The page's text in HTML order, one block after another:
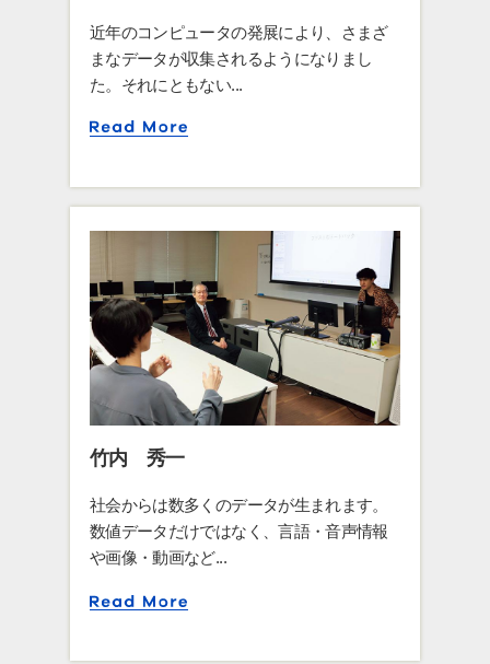
近年のコンピュータの発展により、さまざ
まなデータが収集されるようになりまし
た。それにともない...
竹内 秀一
社会からは数多くのデータが生まれます。
数値データだけではなく、言語・音声情報
や画像・動画など...